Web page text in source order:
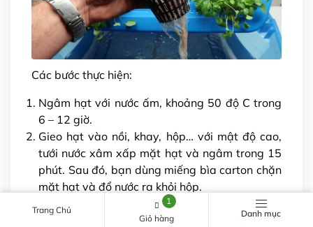
Trang Chủ
1
Giỏ hàng
Danh mục
Các bước thực hiện:
Ngâm hạt với nước ấm, khoảng 50 độ C trong
6 – 12 giờ.
Gieo hạt vào nồi, khay, hộp… với mật độ cao,
tưới nước xâm xấp mặt hạt và ngâm trong 15
phút. Sau đó, bạn dùng miếng bìa carton chặn
mặt hạt và đổ nước ra khỏi hộp.
Bạn đặt hộp trồng rau mầm ở nơi ít ánh sáng
trực tiếp. Hàng ngày, bạn tưới cho rau 3 – 4